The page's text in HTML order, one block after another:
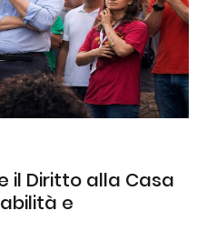
il Diritto alla Casa
e